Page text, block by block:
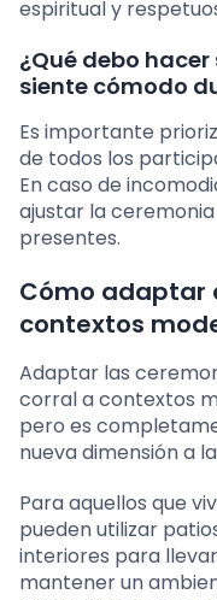
espiritual y
¿Qué debo
siente cómodo
Es importante
de todos los
En caso de
ajustar la
presentes.
Cómo adaptar
contextos
Adaptar las
corral a contextos
pero es
nueva dimensión a
Para aquellos que
pueden utilizar
interiores para
mantener un